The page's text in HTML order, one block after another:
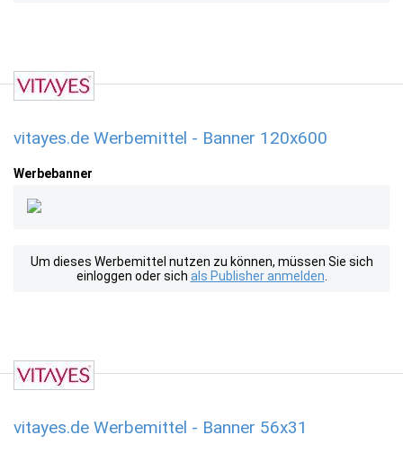
vitayes.de Werbemittel - Banner 120x600
Werbebanner
Um dieses Werbemittel nutzen zu können, müssen Sie sich
einloggen oder sich als Publisher anmelden
vitayes.de Werbemittel - Banner 56x31